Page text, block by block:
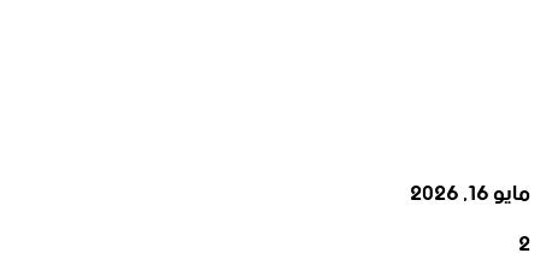
مايو 16, 2026